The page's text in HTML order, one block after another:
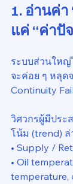
1. อ่านค่
แค่ “ค่าปั
ระบบส่วนให
จะค่อย ๆ หลุด
Continuity
วิศวกรผู้มีประ
โน้ม (trend) ล่
• Supply /
• Oil
temperature,